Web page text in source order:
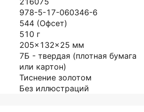
978-5-17-060346-6
544 (Офсет)
510 г
205x132x25 мм
7Б - твердая (плотная бумага
или картон)
Тиснение золотом
Без иллюстраций